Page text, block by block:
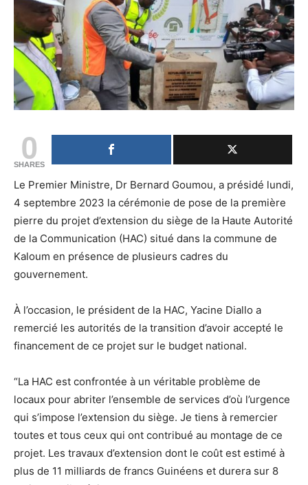
0
SHARES
Le Premier Ministre, Dr Bernard Goumou, a présidé lundi,
4 septembre 2023 la cérémonie de pose de la première
pierre du projet d’extension du siège de la Haute Autorité
de la Communication (HAC) situé dans la commune de
Kaloum en présence de plusieurs cadres du
gouvernement.
À l’occasion, le président de la HAC, Yacine Diallo a
remercié les autorités de la transition d’avoir accepté le
financement de ce projet sur le budget national.
“La HAC est confrontée à un véritable problème de
locaux pour abriter l’ensemble de services d’où l’urgence
qui s’impose l’extension du siège. Je tiens à remercier
toutes et tous ceux qui ont contribué au montage de ce
projet. Les travaux d’extension dont le coût est estimé à
plus de 11 milliards de francs Guinéens et durera sur 8